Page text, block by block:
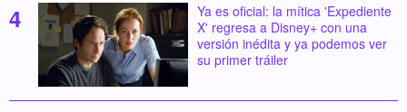
Ya es oficial: la mítica 'Expediente
X' regresa a Disney+ con una
versión inédita y ya podemos ver
su primer tráiler